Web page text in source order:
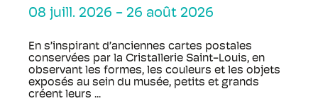
08 juill. 2026 - 26 août 2026
En s’inspirant d’anciennes cartes postales
conservées par la Cristallerie Saint-Louis, en
observant les formes, les couleurs et les objets
exposés au sein du musée, petits et grands
créent leurs ...